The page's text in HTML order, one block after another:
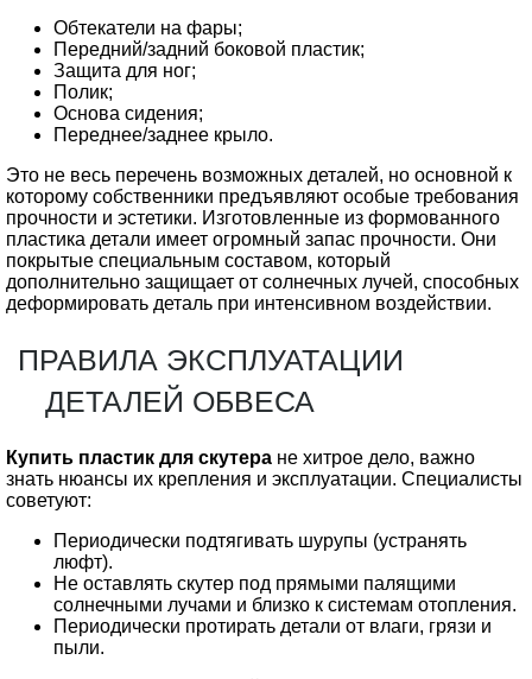
Обтекатели на фары;
Передний/задний боковой пластик;
Защита для ног;
Полик;
Основа сидения;
Переднее/заднее крыло.
Это не весь перечень возможных деталей, но основной к
которому собственники предъявляют особые требования
прочности и эстетики. Изготовленные из формованного
пластика детали имеет огромный запас прочности. Они
покрытые специальным составом, который
дополнительно защищает от солнечных лучей, способных
деформировать деталь при интенсивном воздействии.
ПРАВИЛА ЭКСПЛУАТАЦИИ
ДЕТАЛЕЙ ОБВЕСА
Купить пластик для скутера не хитрое дело, важно
знать нюансы их крепления и эксплуатации. Специалисты
советуют:
Периодически подтягивать шурупы (устранять
люфт).
Не оставлять скутер под прямыми палящими
солнечными лучами и близко к системам отопления.
Периодически протирать детали от влаги, грязи и
пыли.